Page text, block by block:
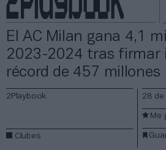
El AC Milan gana 4,1
2023-2024 tras firmar
récord de 457 millones
2Playbook
Clubes
28
Me